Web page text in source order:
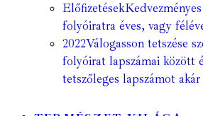
Előfizetések
folyóiratra éves, vagy
2022Válogasson tetszése
folyóirat lapszámai között
tetszőleges lapszámot